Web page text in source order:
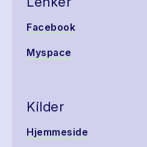
Facebook
Myspace
Kilder
Hjemmeside